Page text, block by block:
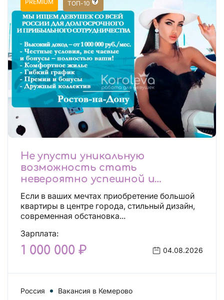
PREMIUM ТОП-10
Не упусти уникальную
возможность стать
невероятно успешной и
независимой!
Если в ваших мечтах приобретение большой
квартиры в центре города, стильный дизайн,
современная обстановка...
Зарплата:
1 000 000 ₽ 04.08.2026
Россия Вакансия в Кемерово